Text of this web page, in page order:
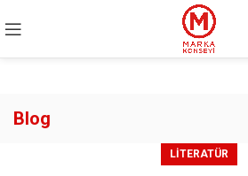
Blog
LITERATÜR